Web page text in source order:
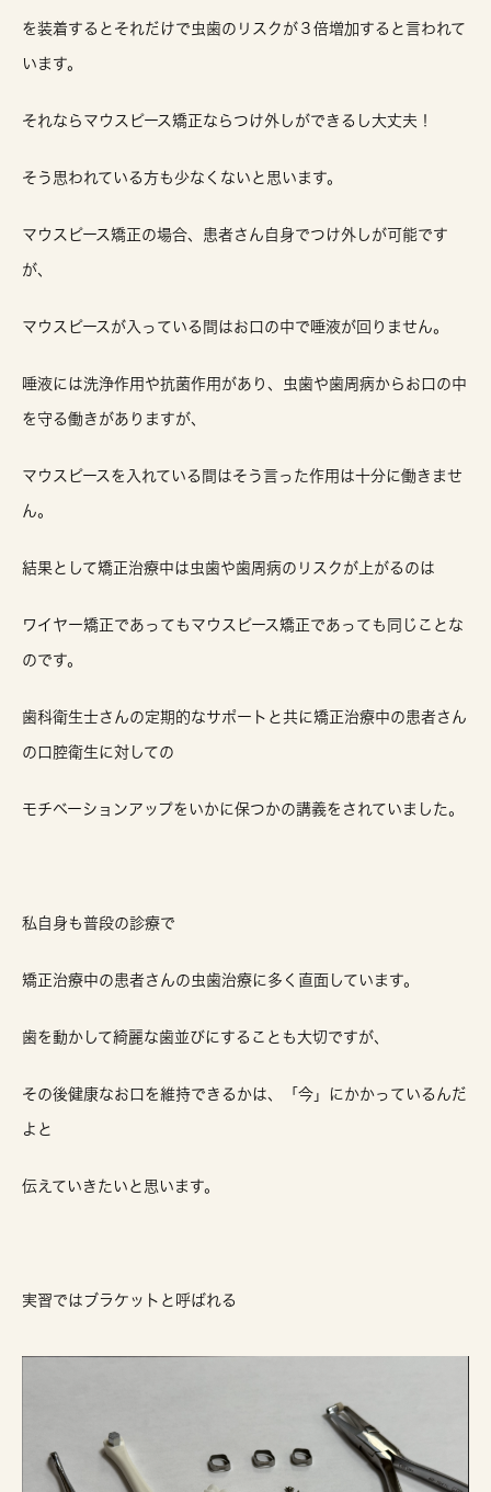
を装着するとそれだけで虫歯のリスクが３倍増加すると言われて
います。
それならマウスピース矯正ならつけ外しができるし大丈夫！
そう思われている方も少なくないと思います。
マウスピース矯正の場合、患者さん自身でつけ外しが可能です
が、
マウスピースが入っている間はお口の中で唾液が回りません。
唾液には洗浄作用や抗菌作用があり、虫歯や歯周病からお口の中
を守る働きがありますが、
マウスピースを入れている間はそう言った作用は十分に働きませ
ん。
結果として矯正治療中は虫歯や歯周病のリスクが上がるのは
ワイヤー矯正であってもマウスピース矯正であっても同じことな
のです。
歯科衛生士さんの定期的なサポートと共に矯正治療中の患者さん
の口腔衛生に対しての
モチベーションアップをいかに保つかの講義をされていました。
私自身も普段の診療で
矯正治療中の患者さんの虫歯治療に多く直面しています。
歯を動かして綺麗な歯並びにすることも大切ですが、
その後健康なお口を維持できるかは、「今」にかかっているんだ
よと
伝えていきたいと思います。
実習ではブラケットと呼ばれる